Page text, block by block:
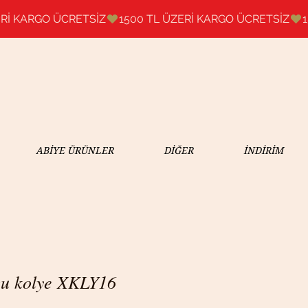
ABİYE ÜRÜNLER DİĞER İNDİRİM
kolye XKLY16